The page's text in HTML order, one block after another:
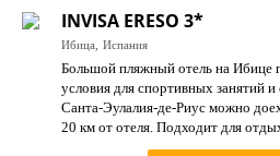
Цены дня
Страны
Как купить
INVISA ERESO 3*
Ибица, Испания
Большой пляжный отель на Ибице
условия для спортивных занятий
Санта-Эулалия-де-Риус можно
20 км от отеля. Подходит для